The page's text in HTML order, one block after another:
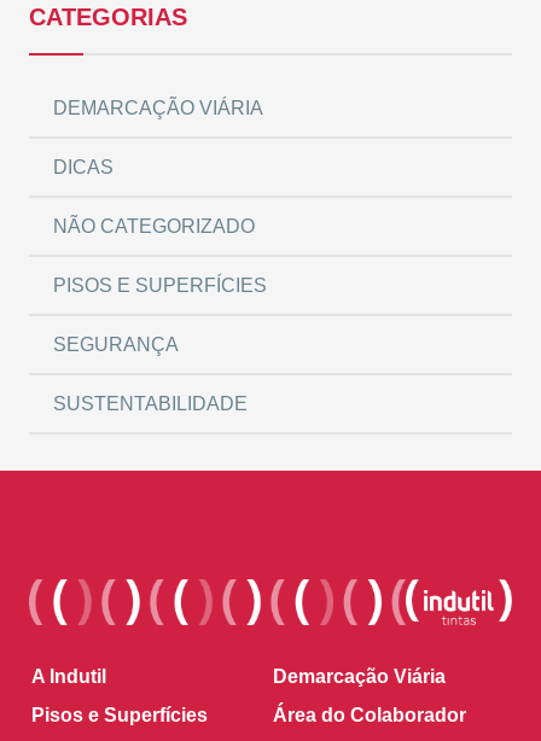
CATEGORIAS
DEMARCAÇÃO VIÁRIA
DICAS
NÃO CATEGORIZADO
PISOS E SUPERFÍCIES
SEGURANÇA
SUSTENTABILIDADE
A Indutil
Demarcação Viária
Pisos e Superfícies
Área do Colaborador